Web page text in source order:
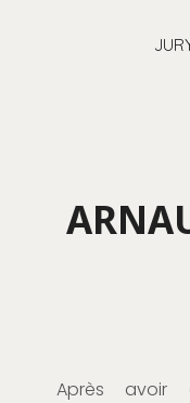
Après avoir